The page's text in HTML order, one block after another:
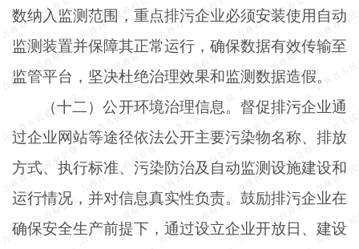
数纳入监测范围，重点排污企业必须安装使用自动
监测装置并保障其正常运行，确保数据有效传输至
监管平台，坚决杜绝治理效果和监测数据造假。
（十二）公开环境治理信息。督促排污企业通
过企业网站等途径依法公开主要污染物名称、排放
方式、执行标准、污染防治及自动监测设施建设和
运行情况，并对信息真实性负责。鼓励排污企业在
确保安全生产前提下，通过设立企业开放日、建设